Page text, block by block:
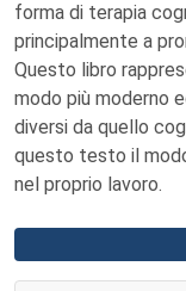
forma di terapia
principalmente a
Questo libro
modo più moderno
diversi da quello
questo testo il
nel proprio lavoro.